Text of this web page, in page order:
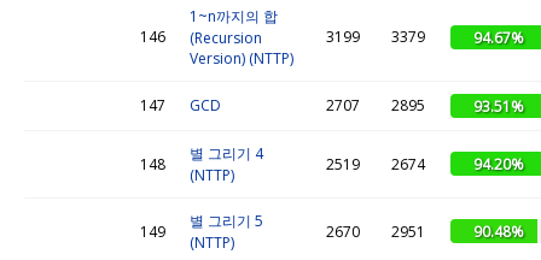
146
1~n까지의 합
(Recursion
Version) (NTTP)
3199 3379 94.67%
147 GCD 2707 2895 93.51%
148
별 그리기 4
(NTTP)
2519 2674 94.20%
149
별 그리기 5
(NTTP)
2670 2951 90.48%